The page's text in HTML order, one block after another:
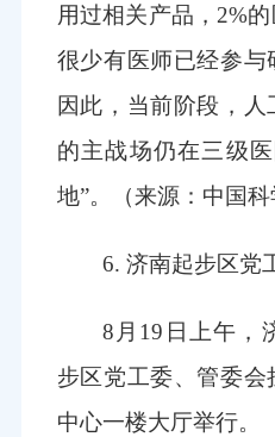
用过相关产品，2%
很少有医师已经参与
因此，当前阶段，
的主战场仍在三级
地”。
（来源：中国科
6. 济南起步区党
8月19日上午，
步区党工委、管委
中心一楼大厅举行。